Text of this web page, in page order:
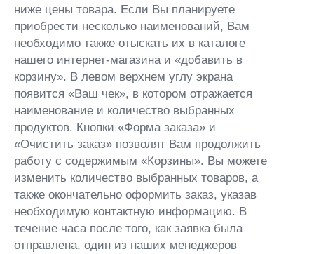
ниже цены товара. Если Вы планируете
приобрести несколько наименований, Вам
необходимо также отыскать их в каталоге
нашего интернет-магазина и «добавить в
корзину». В левом верхнем углу экрана
появится «Ваш чек», в котором отражается
наименование и количество выбранных
продуктов. Кнопки «Форма заказа» и
«Очистить заказ» позволят Вам продолжить
работу с содержимым «Корзины». Вы можете
изменить количество выбранных товаров, а
также окончательно оформить заказ, указав
необходимую контактную информацию. В
течение часа после того, как заявка была
отправлена, один из наших менеджеров